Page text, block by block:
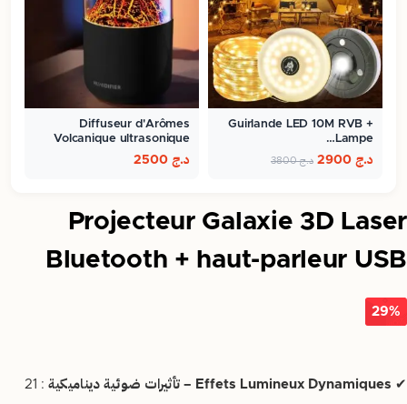
Guirlande LED 10M RVB +
Lampe…
د.ج د.ج3800
Diffuseur d'Arômes
Volcanique ultrasonique
300ml
د.ج
Projecteur Galaxie 3D Laser
Bluetooth + haut-parleur USB
29%
✔ Effets Lumineux Dynamiques – تأثيرات ضوئية ديناميكية
: 21